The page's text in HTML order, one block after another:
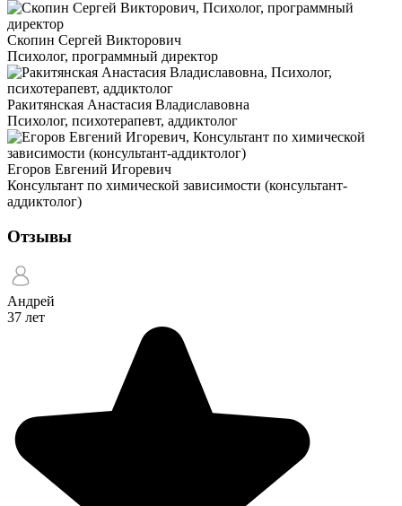
Скопин Сергей Викторович
Психолог, программный директор
Ракитянская Анастасия Владиславовна
Психолог, психотерапевт, аддиктолог
Егоров Евгений Игоревич
Консультант по химической зависимости (консультант-
аддиктолог)
Отзывы
Андрей
37 лет